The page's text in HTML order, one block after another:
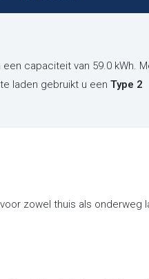
capaciteit van 59.0 kWh.
laden gebruikt u een Type 2
zowel thuis als onderweg